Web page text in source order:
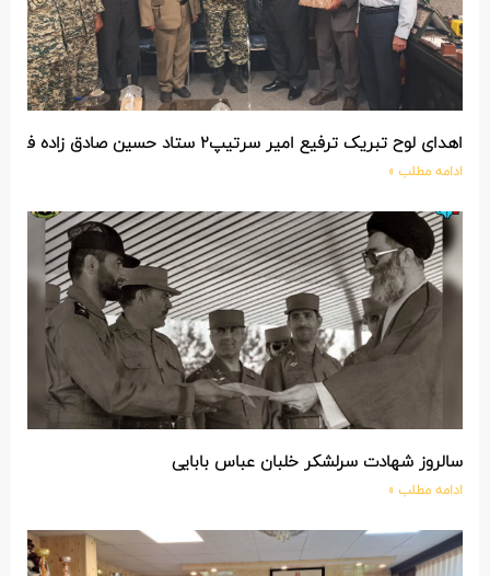
اهدای لوح تبریک ترفیع امیر سرتیپ۲ ستاد حسین صادق زاده فرمانده تیپ ۲۵ واکنش سریع شهید آبگون نزاجا مستقر در تبریز
ادامه مطلب »
سالروز شهادت سرلشکر خلبان عباس بابایی
ادامه مطلب »